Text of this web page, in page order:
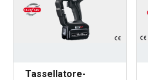
Tassellatore-